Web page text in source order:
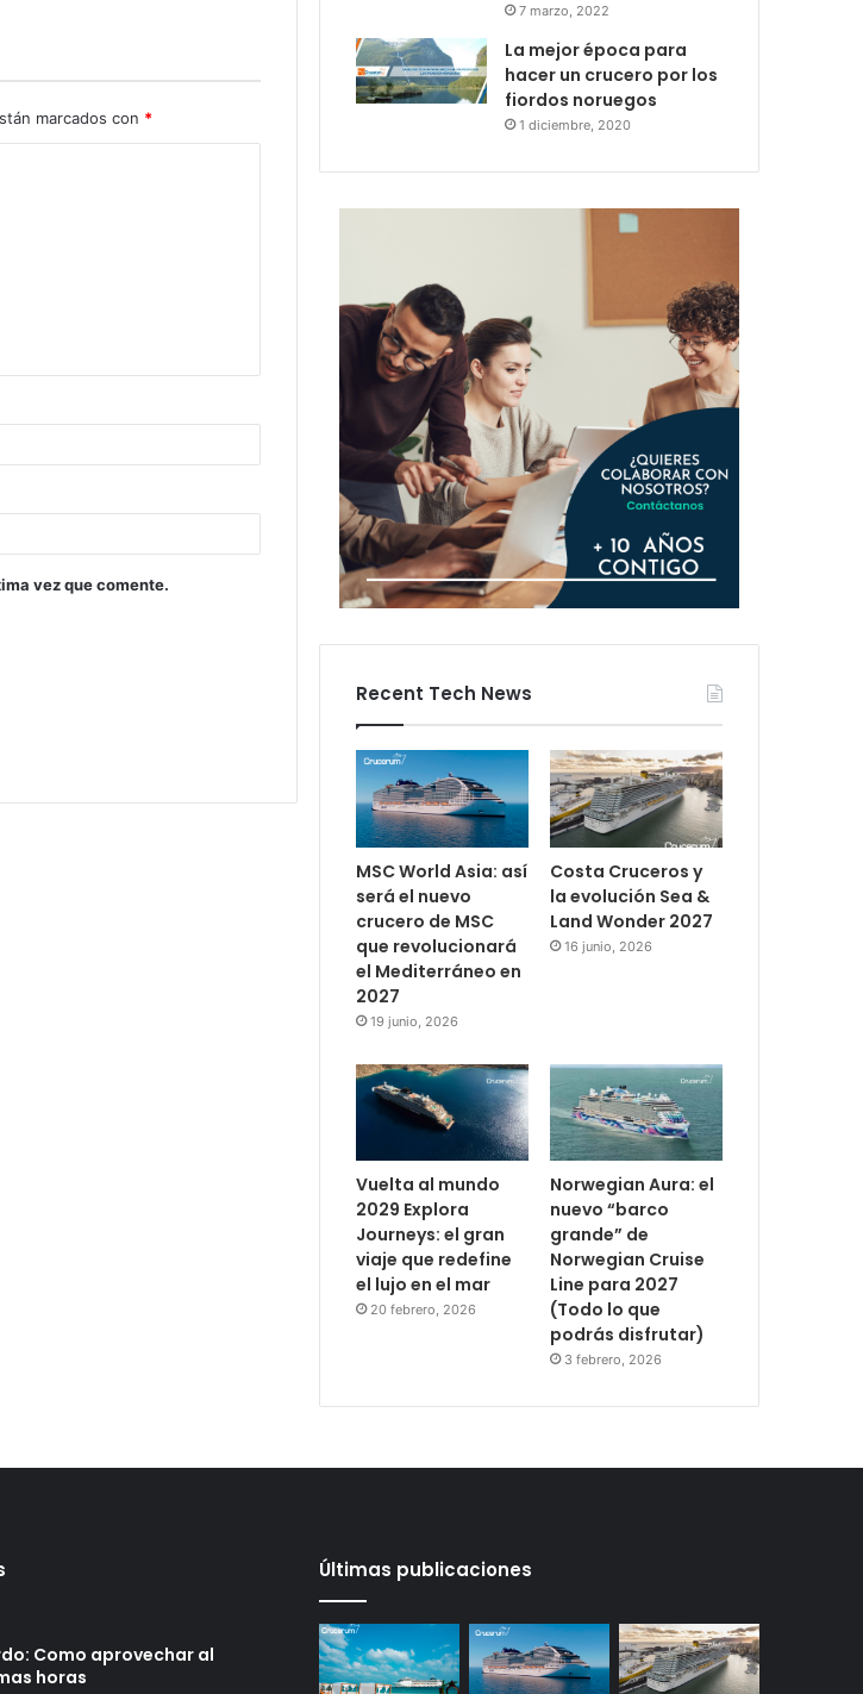
marcados con *
vez que comente.
7 marzo, 2022
La mejor época para
hacer un crucero por los
fiordos noruegos
1 diciembre, 2020
Recent Tech News
MSC World Asia: así
será el nuevo
crucero de MSC
que revolucionará
el Mediterráneo en
2027
19 junio, 2026
Costa Cruceros y
la evolución Sea &
Land Wonder 2027
16 junio, 2026
Vuelta al mundo
2029 Explora
Journeys: el gran
viaje que redefine
el lujo en el mar
20 febrero, 2026
Norwegian Aura: el
nuevo “barco
grande” de
Norwegian Cruise
Line para 2027
(Todo lo que
podrás disfrutar)
3 febrero, 2026
Como aprovechar al
horas
Últimas publicaciones